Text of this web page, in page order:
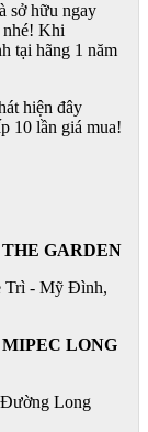
sở hữu ngay
nhé! Khi
tại hãng 1 năm
hiện đây
10 lần giá mua!
GARDEN
Trì - Mỹ Đình,
LONG
Long